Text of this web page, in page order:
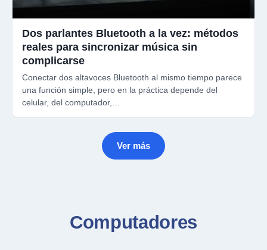
Dos parlantes Bluetooth a la vez: métodos
reales para sincronizar música sin
complicarse
Conectar dos altavoces Bluetooth al mismo tiempo parece
una función simple, pero en la práctica depende del
celular, del computador,…
Ver más
Computadores